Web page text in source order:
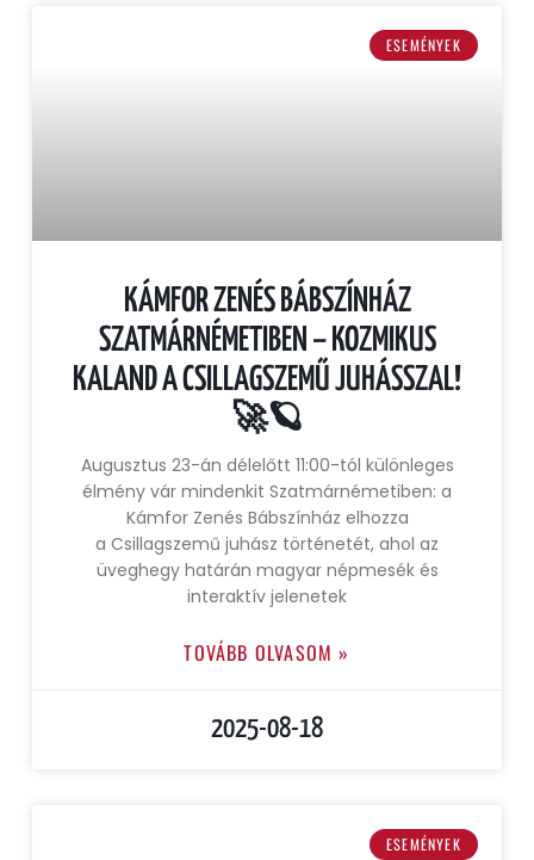
ESEMÉNYEK
KÁMFOR ZENÉS BÁBSZÍNHÁZ
SZATMÁRNÉMETIBEN – KOZMIKUS
KALAND A CSILLAGSZEMŰ JUHÁSSZAL!
🚀🪐
Augusztus 23-án délelőtt 11:00-tól különleges
élmény vár mindenkit Szatmárnémetiben: a
Kámfor Zenés Bábszínház elhozza
a Csillagszemű juhász történetét, ahol az
üveghegy határán magyar népmesék és
interaktív jelenetek
TOVÁBB OLVASOM »
2025-08-18
ESEMÉNYEK